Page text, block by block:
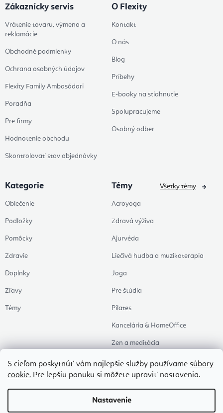
S cieľom poskytnúť vám najlepšie služby používame súbory
cookie. Pre lepšiu ponuku si môžete upraviť nastavenia.
Nastavenie
Zákaznícky servis
Vrátenie tovaru, výmena a
reklamácie
Obchodné podmienky
Ochrana osobných údajov
Flexity Family Ambasádori
Poradňa
Pre firmy
Hodnotenie obchodu
Skontrolovať stav objednávky
O Flexity
Kontakt
O nás
Blog
Príbehy
E-booky na stiahnutie
Spolupracujeme
Osobný odber
Kategorie
Oblečenie
Podložky
Pomôcky
Zdravie
Doplnky
Zľavy
Témy
Témy
Acroyoga
Zdravá výživa
Ajurvéda
Liečivá hudba a muzikoterapia
Joga
Pre štúdia
Pilates
Kancelária & HomeOffice
Zen a meditácia
Aromaterapia
Zdravý spánok
Naše obľúbené
Všetky témy